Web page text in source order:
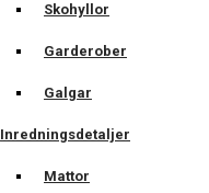
Skohyllor
Garderober
Galgar
Inredningsdetaljer
Mattor